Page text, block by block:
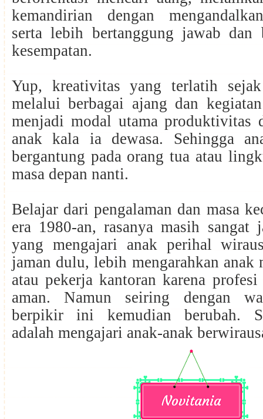
kemandirian dengan
serta lebih bertanggung jawab dan
kesempatan.
Yup, kreativitas yang terlatih
melalui berbagai ajang dan
menjadi modal utama produktivitas
anak kala ia dewasa. Sehingga
bergantung pada orang tua atau
masa depan nanti.
Belajar dari pengalaman dan masa
era 1980-an, rasanya masih sangat
yang mengajari anak perihal
jaman dulu, lebih mengarahkan anak
atau pekerja kantoran karena
aman. Namun seiring dengan
berpikir ini kemudian berubah.
adalah mengajari anak-anak